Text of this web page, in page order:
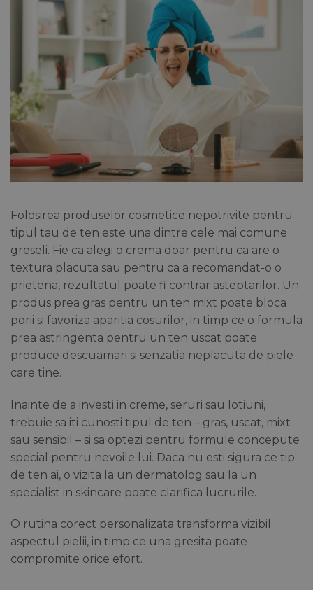
Folosirea produselor cosmetice nepotrivite pentru
tipul tau de ten este una dintre cele mai comune
greseli. Fie ca alegi o crema doar pentru ca are o
textura placuta sau pentru ca a recomandat-o o
prietena, rezultatul poate fi contrar asteptarilor. Un
produs prea gras pentru un ten mixt poate bloca
porii si favoriza aparitia cosurilor, in timp ce o formula
prea astringenta pentru un ten uscat poate
produce descuamari si senzatia neplacuta de piele
care tine.
Inainte de a investi in creme, seruri sau lotiuni,
trebuie sa iti cunosti tipul de ten – gras, uscat, mixt
sau sensibil – si sa optezi pentru formule concepute
special pentru nevoile lui. Daca nu esti sigura ce tip
de ten ai, o vizita la un dermatolog sau la un
specialist in skincare poate clarifica lucrurile.
O rutina corect personalizata transforma vizibil
aspectul pielii, in timp ce una gresita poate
compromite orice efort.